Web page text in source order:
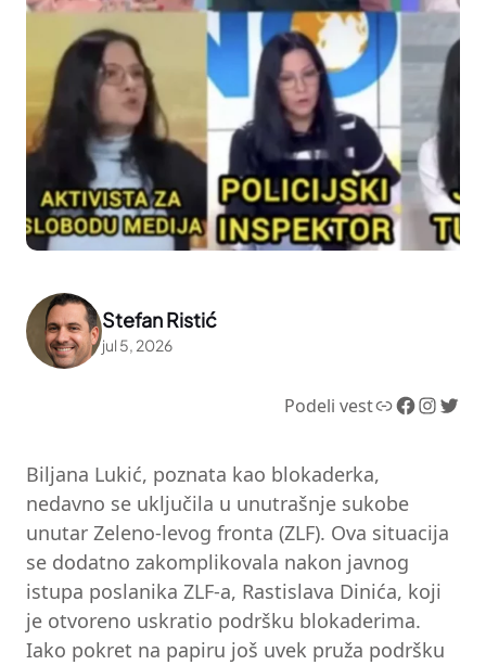
Stefan Ristić
jul 5, 2026
Podeli vestLink Facebook InstagramTwitter
Biljana Lukić, poznata kao blokaderka,
nedavno se uključila u unutrašnje sukobe
unutar Zeleno-levog fronta (ZLF). Ova situacija
se dodatno zakomplikovala nakon javnog
istupa poslanika ZLF-a, Rastislava Dinića, koji
je otvoreno uskratio podršku blokaderima.
Iako pokret na papiru još uvek pruža podršku